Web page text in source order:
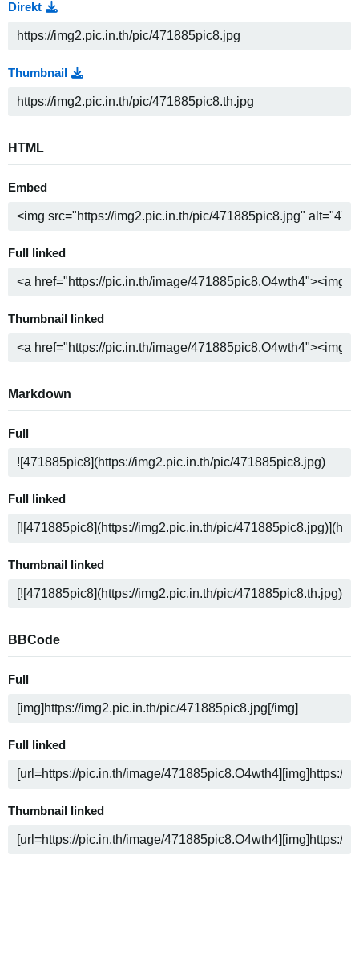
Direkt
Thumbnail
HTML
Embed
Full linked
Thumbnail linked
Markdown
Full
Full linked
Thumbnail linked
BBCode
Full
Full linked
Thumbnail linked